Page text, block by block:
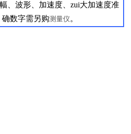
、波形、加速度、zui大加速度准
确数字需另购测量仪 。